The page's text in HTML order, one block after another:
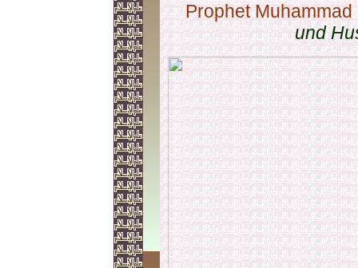
Prophet Muhammad
und